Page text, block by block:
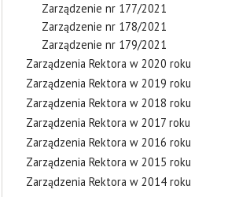
Zarządzenie nr 177/2021
Zarządzenie nr 178/2021
Zarządzenie nr 179/2021
Zarządzenia Rektora w 2020 roku
Zarządzenia Rektora w 2019 roku
Zarządzenia Rektora w 2018 roku
Zarządzenia Rektora w 2017 roku
Zarządzenia Rektora w 2016 roku
Zarządzenia Rektora w 2015 roku
Zarządzenia Rektora w 2014 roku